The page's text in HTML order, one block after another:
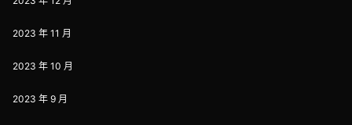
2023 年 11 月
2023 年 10 月
2023 年 9 月